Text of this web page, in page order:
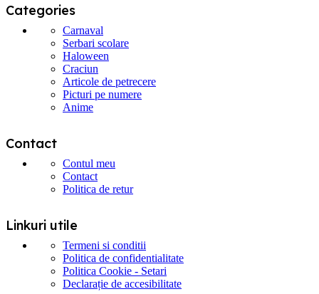
Categories
Carnaval
Serbari scolare
Haloween
Craciun
Articole de petrecere
Picturi pe numere
Anime
Contact
Contul meu
Contact
Politica de retur
Linkuri utile
Termeni si conditii
Politica de confidentialitate
Politica Cookie - Setari
Declarație de accesibilitate